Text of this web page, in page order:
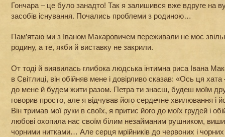
Гончара – це було занадто! Так я залишився вже вдруге на
засобів існування. Почались проблеми з родиною…
Пам’ятаю ми з Іваном Макаровичем переживали не моє
родину, а те, якби й виставку не закрили.
От тоді й виявилась глибока людська інтимна риса Івана
в Світлиці, він обійняв мене і довірливо сказав: «Ось ця
до мене й будем жити разом. Петра ти знаєш, будеш моїм
говорив просто, але я відчував його сердечне хвилювання і
Він тримав мої руки в своїх, я притис його до моїх грудей і
любові охопила нас своїм білим незайманим рушником,
чорними нитками… Але серця мрійників до червоних і